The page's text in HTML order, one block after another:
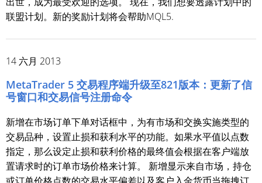
联盟计划。新的奖励计划将会帮助MQL5.
14 六月 2013
MetaTrader 5 交易程序端升级至821版本：更新了信
号窗口和交易信号注册命令
新增在市场订单下单对话框中，为有市场和交换实施类型的
交易品种，设置止损和获利水平的功能。如果水平值以点数
指定，那么设定止损和获利价格的最终值会根据在客户端放
置请求时的订单市场价格来计算。 新增显示来自市场，持仓
或订单价格点数的交易水平偏差以及客户入金货币当拖拽订